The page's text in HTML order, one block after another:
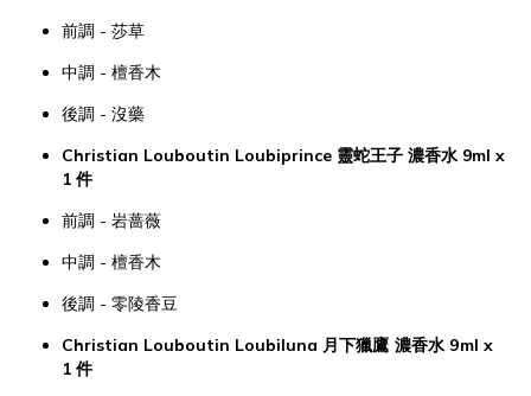
前調 - 莎草
中調 - 檀香木
後調 - 沒藥
Christian Louboutin Loubiprince 靈蛇王子 濃香水 9ml x
1 件
前調 - 岩蔷薇
中調 - 檀香木
後調 - 零陵香豆
Christian Louboutin Loubiluna 月下獵鷹 濃香水 9ml x
1 件